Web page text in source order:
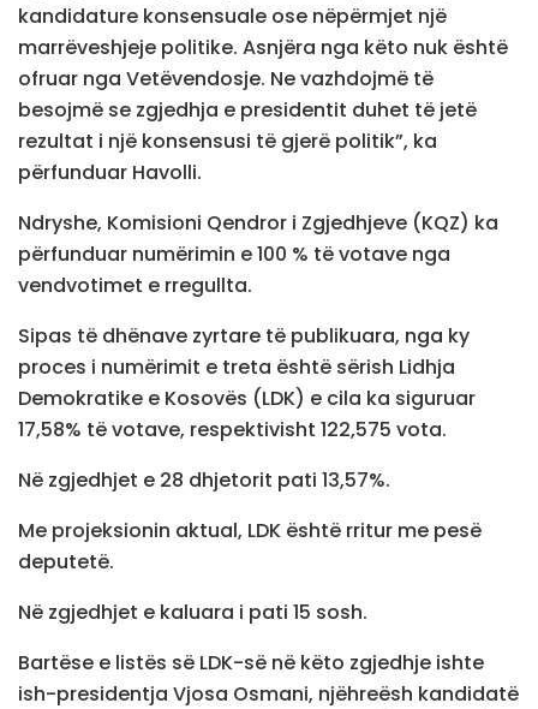
kandidature konsensuale ose nëpërmjet një
marrëveshjeje politike. Asnjëra nga këto nuk është
ofruar nga Vetëvendosje. Ne vazhdojmë të
besojmë se zgjedhja e presidentit duhet të jetë
rezultat i një konsensusi të gjerë politik”, ka
përfunduar Havolli.
Ndryshe, Komisioni Qendror i Zgjedhjeve (KQZ) ka
përfunduar numërimin e 100 % të votave nga
vendvotimet e rregullta.
Sipas të dhënave zyrtare të publikuara, nga ky
proces i numërimit e treta është sërish Lidhja
Demokratike e Kosovës (LDK) e cila ka siguruar
17,58% të votave, respektivisht 122,575 vota.
Në zgjedhjet e 28 dhjetorit pati 13,57%.
Me projeksionin aktual, LDK është rritur me pesë
deputetë.
Në zgjedhjet e kaluara i pati 15 sosh.
Bartëse e listës së LDK-së në këto zgjedhje ishte
ish-presidentja Vjosa Osmani, njëhreësh kandidatë